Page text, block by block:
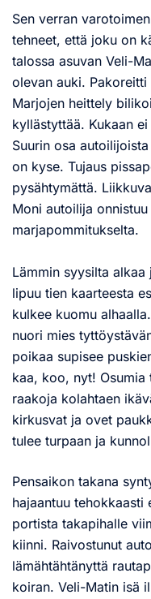
Sen verran
tehneet, että joku on
talossa asuvan Veli-
olevan auki.
Marjojen heittely
kyllästyttää. Kukaan
Suurin osa
on kyse. Tujaus
pysähtymättä.
Moni autoilija
marjapommitukselta.
Lämmin syysilta
lipuu tien kaarteesta
kulkee kuomu
nuori mies
poikaa supisee
kaa, koo, nyt! Osumia
raakoja kolahtaen
kirkusvat ja ovet
tulee turpaan ja
Pensaikon takana
hajaantuu tehokkaasti
portista takapihalle
kiinni. Raivostunut
lämähtähtänyttä
koiran. Veli-Matin isä